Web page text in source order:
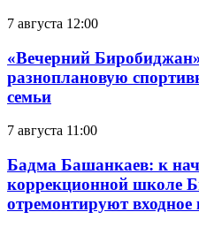
7 августа 12:00
«Вечерний
разноплановую
семьи
7 августа 11:00
Бадма Башанкаев: к
коррекционной школе
отремонтируют